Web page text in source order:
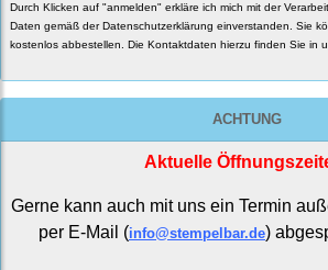
Durch Klicken auf "anmelden" erkläre ich mich mit der
Daten gemäß der Datenschutzerklärung einverstanden. Sie
kostenlos abbestellen. Die Kontaktdaten hierzu finden Sie in
ACHTUNG
Aktuelle
Gerne kann auch mit uns ein Termin
per E-Mail (info@stempelbar.de)